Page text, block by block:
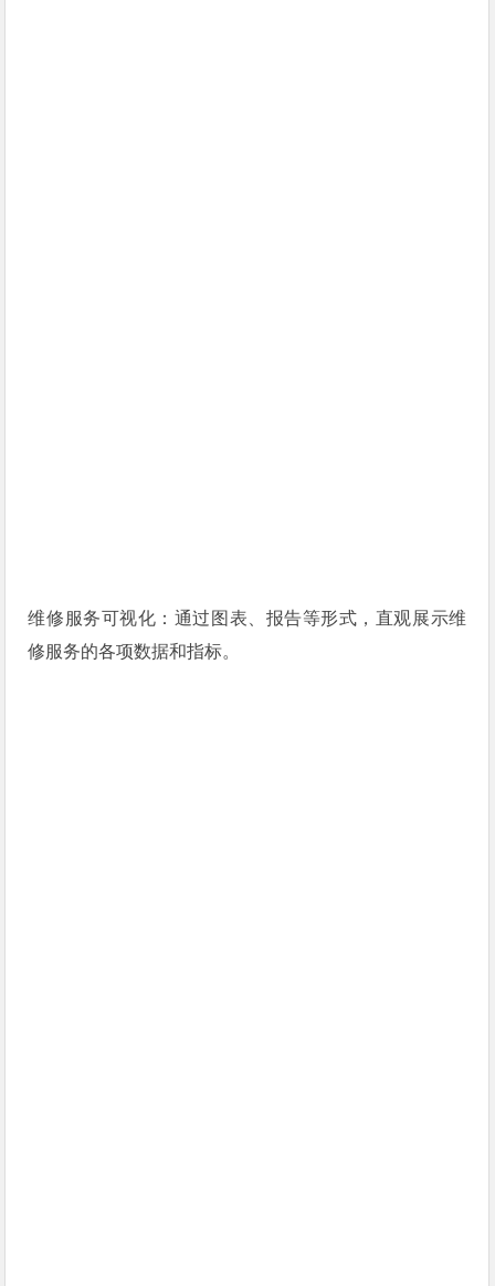
维修服务可视化：通过图表、报告等形式，直观展示维
修服务的各项数据和指标。